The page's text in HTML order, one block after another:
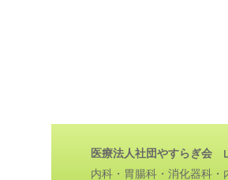
医療法人社団やすらぎ
内科・胃腸科・消化器科・